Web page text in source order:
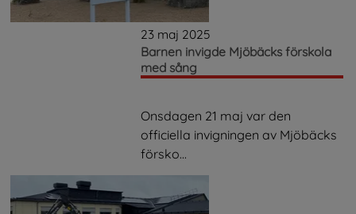
23 maj 2025
Barnen invigde Mjöbäcks förskola
med sång
Onsdagen 21 maj var den
officiella invigningen av Mjöbäcks
försko...